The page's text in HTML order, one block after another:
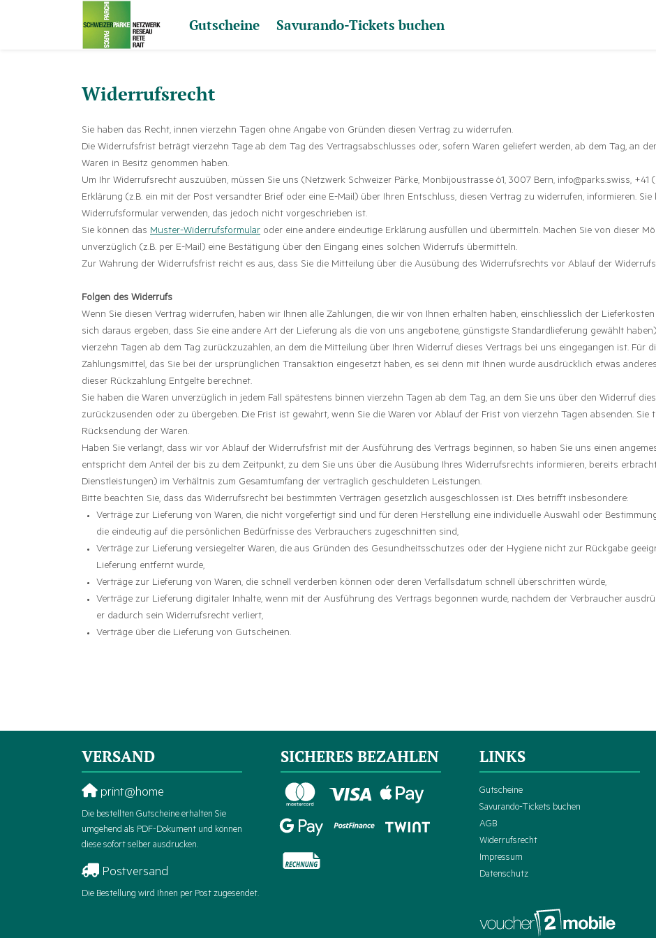
Gutscheine Savurando-Tickets buchen
Widerrufsrecht
Sie haben das Recht, innen vierzehn Tagen ohne Angabe von Gründen diesen Vertrag zu widerrufen.
Die Widerrufsfrist beträgt vierzehn Tage ab dem Tag des Vertragsabschlusses oder, sofern Waren geliefert werden, ab dem Tag, an
Waren in Besitz genommen haben.
Um Ihr Widerrufsrecht auszuüben, müssen Sie uns (Netzwerk Schweizer Pärke, Monbijoustrasse 61, 3007 Bern, info@parks.swiss, +41
Erklärung (z.B. ein mit der Post versandter Brief oder eine E-Mail) über Ihren Entschluss, diesen Vertrag zu widerrufen, informieren.
Widerrufsformular verwenden, das jedoch nicht vorgeschrieben ist.
Sie können das Muster-Widerrufsformular oder eine andere eindeutige Erklärung ausfüllen und übermitteln. Machen Sie von dieser
unverzüglich (z.B. per E-Mail) eine Bestätigung über den Eingang eines solchen Widerrufs übermitteln.
Zur Wahrung der Widerrufsfrist reicht es aus, dass Sie die Mitteilung über die Ausübung des Widerrufsrechts vor Ablauf der
Folgen des Widerrufs
Wenn Sie diesen Vertrag widerrufen, haben wir Ihnen alle Zahlungen, die wir von Ihnen erhalten haben, einschliesslich der
sich daraus ergeben, dass Sie eine andere Art der Lieferung als die von uns angebotene, günstigste Standardlieferung gewählt
vierzehn Tagen ab dem Tag zurückzuzahlen, an dem die Mitteilung über Ihren Widerruf dieses Vertrags bei uns eingegangen ist. Für
Zahlungsmittel, das Sie bei der ursprünglichen Transaktion eingesetzt haben, es sei denn mit Ihnen wurde ausdrücklich etwas
dieser Rückzahlung Entgelte berechnet.
Sie haben die Waren unverzüglich in jedem Fall spätestens binnen vierzehn Tagen ab dem Tag, an dem Sie uns über den Widerruf
zurückzusenden oder zu übergeben. Die Frist ist gewahrt, wenn Sie die Waren vor Ablauf der Frist von vierzehn Tagen absenden.
Rücksendung der Waren.
Haben Sie verlangt, dass wir vor Ablauf der Widerrufsfrist mit der Ausführung des Vertrags beginnen, so haben Sie uns einen
entspricht dem Anteil der bis zu dem Zeitpunkt, zu dem Sie uns über die Ausübung Ihres Widerrufsrechts informieren, bereits
Dienstleistungen) im Verhältnis zum Gesamtumfang der vertraglich geschuldeten Leistungen.
Bitte beachten Sie, dass das Widerrufsrecht bei bestimmten Verträgen gesetzlich ausgeschlossen ist. Dies betrifft insbesondere:
Verträge zur Lieferung von Waren, die nicht vorgefertigt sind und für deren Herstellung eine individuelle Auswahl oder
die eindeutig auf die persönlichen Bedürfnisse des Verbrauchers zugeschnitten sind,
Verträge zur Lieferung versiegelter Waren, die aus Gründen des Gesundheitsschutzes oder der Hygiene nicht zur Rückgabe
Lieferung entfernt wurde,
Verträge zur Lieferung von Waren, die schnell verderben können oder deren Verfallsdatum schnell überschritten würde,
Verträge zur Lieferung digitaler Inhalte, wenn mit der Ausführung des Vertrags begonnen wurde, nachdem der Verbraucher
er dadurch sein Widerrufsrecht verliert,
Verträge über die Lieferung von Gutscheinen.
VERSAND
print@home
Die bestellten Gutscheine erhalten Sie
umgehend als PDF-Dokument und können
diese sofort selber ausdrucken.
Postversand
Die Bestellung wird Ihnen per Post zugesendet.
SICHERES BEZAHLEN LINKS
Gutscheine
Savurando-Tickets buchen
AGB
Widerrufsrecht
Impressum
Datenschutz